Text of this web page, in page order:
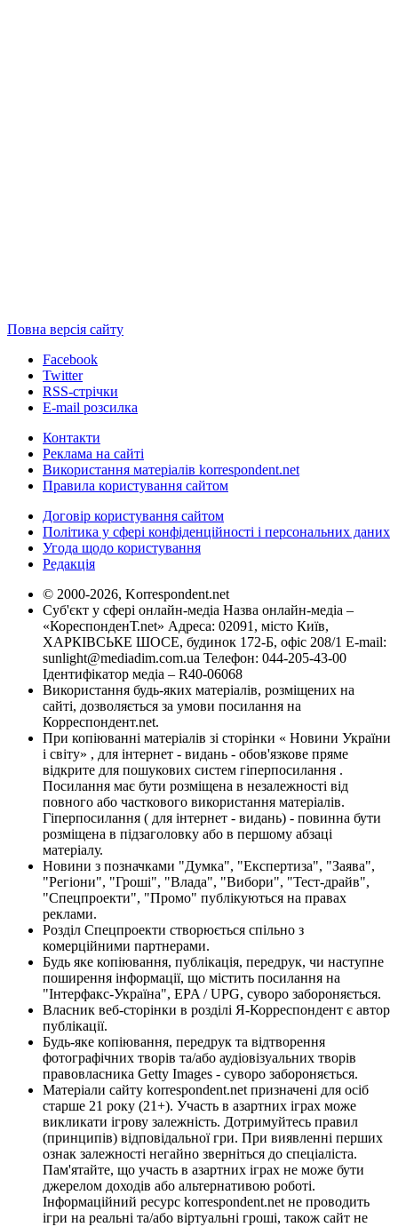
Повна версія сайту
Facebook
Twitter
RSS-стрічки
E-mail розсилка
Контакти
Реклама на сайті
Використання матеріалів korrespondent.net
Правила користування сайтом
Договір користування сайтом
Політика у сфері конфіденційності і персональних даних
Угода щодо користування
Редакція
© 2000-2026, Korrespondent.net
Суб'єкт у сфері онлайн-медіа Назва онлайн-медіа –
«КореспонденТ.net» Адреса: 02091, місто Київ,
ХАРКІВСЬКЕ ШОСЕ, будинок 172-Б, офіс 208/1 E-mail:
sunlight@mediadim.com.ua Телефон: 044-205-43-00
Ідентифікатор медіа – R40-06068
Використання будь-яких матеріалів, розміщених на
сайті, дозволяється за умови посилання на
Корреспондент.net.
При копіюванні матеріалів зі сторінки « Новини України
і світу» , для інтернет - видань - обов'язкове пряме
відкрите для пошукових систем гіперпосилання .
Посилання має бути розміщена в незалежності від
повного або часткового використання матеріалів.
Гіперпосилання ( для інтернет - видань) - повинна бути
розміщена в підзаголовку або в першому абзаці
матеріалу.
Новини з позначками "Думка", "Експертиза", "Заява",
"Регіони", "Гроші", "Влада", "Вибори", "Тест-драйв",
"Спецпроекти", "Промо" публікуються на правах
реклами.
Розділ Спецпроекти створюється спільно з
комерційними партнерами.
Будь яке копіювання, публікація, передрук, чи наступне
поширення інформації, що містить посилання на
"Інтерфакс-Україна", EPA / UPG, суворо забороняється.
Власник веб-сторінки в розділі Я-Корреспондент є автор
публікації.
Будь-яке копіювання, передрук та відтворення
фотографічних творів та/або аудіовізуальних творів
правовласника Getty Images - суворо забороняється.
Матеріали сайту korrespondent.net призначені для осіб
старше 21 року (21+). Участь в азартних іграх може
викликати ігрову залежність. Дотримуйтесь правил
(принципів) відповідальної гри. При виявленні перших
ознак залежності негайно зверніться до спеціаліста.
Пам'ятайте, що участь в азартних іграх не може бути
джерелом доходів або альтернативою роботі.
Інформаційний ресурс korrespondent.net не проводить
ігри на реальні та/або віртуальні гроші, також сайт не